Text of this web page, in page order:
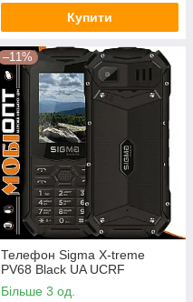
Купити
–11%
Телефон Sigma X-treme
PV68 Black UA UCRF
Більше 3 од.